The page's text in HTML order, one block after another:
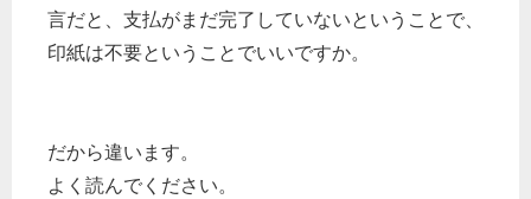
言だと、支払がまだ完了していないということで、
印紙は不要ということでいいですか。
だから違います。
よく読んでください。